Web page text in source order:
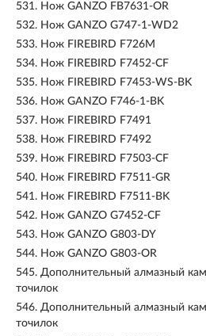
531. Нож GANZO FB7631-OR
532. Нож GANZO G747-1-WD2
533. Нож FIREBIRD F726M
534. Нож FIREBIRD F7452-CF
535. Нож FIREBIRD F7453-WS-BK
536. Нож GANZO F746-1-BK
537. Нож FIREBIRD F7491
538. Нож FIREBIRD F7492
539. Нож FIREBIRD F7503-CF
540. Нож FIREBIRD F7511-GR
541. Нож FIREBIRD F7511-BK
542. Нож GANZO G7452-CF
543. Нож GANZO G803-DY
544. Нож GANZO G803-OR
545. Дополнительный алмазный
точилок
546. Дополнительный алмазный
точилок